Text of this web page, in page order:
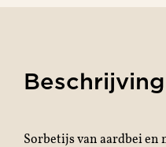
Beschrijving
Sorbetijs van aardbei